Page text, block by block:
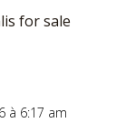
for sale
à 6:17 am